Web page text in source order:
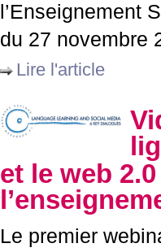
l’Enseignement
du 27 novembre
Lire l'article
et le web
Le premier